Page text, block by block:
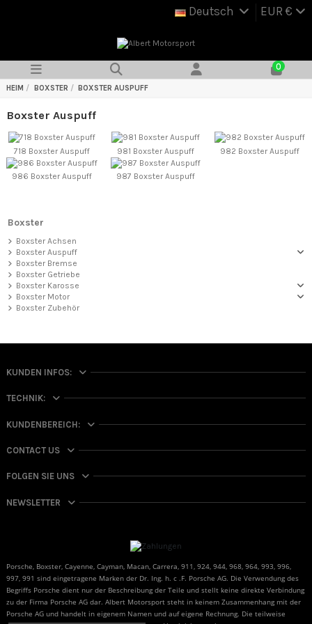
Deutsch EUR €
0
HEIM BOXSTER BOXSTER AUSPUFF
Boxster Auspuff
718 Boxster Auspuff 981 Boxster Auspuff 982 Boxster Auspuff
986 Boxster Auspuff 987 Boxster Auspuff
Boxster
Boxster Achsen
Boxster Auspuff
Boxster Bremse
Boxster Getriebe
Boxster Karosse
Boxster Motor
Boxster Zubehör
KUNDEN INFOS:
TECHNIK:
KUNDENBEREICH:
CONTACT US
FOLGEN SIE UNS
NEWSLETTER
Porsche, Boxster, Cayenne, Cayman, Macan, Carrera, 911, 924, 944, 968, 964, 993, 996,
997, 991 sind eingetragene Marken der Dr. Ing. h. c .F. Porsche AG. Die Verwendung des
Begriffs Porsche dient nur der Beschreibung der Teile und stellt keine direkte Verbindung
zu der Firma Porsche AG dar. Albert Motorsport steht in keinem Zusammenhang mit der
Porsche AG und handelt in eigenem Namen und auf eigene Rechnung. Die teilweise